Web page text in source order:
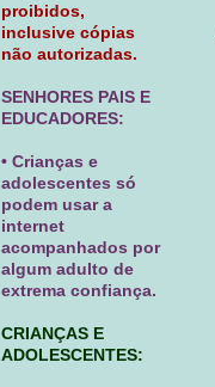
proibidos,
inclusive cópias
não autorizadas.
SENHORES PAIS E
EDUCADORES:
• Crianças e
adolescentes só
podem usar a
internet
acompanhados por
algum adulto de
extrema confiança.
CRIANÇAS E
ADOLESCENTES: